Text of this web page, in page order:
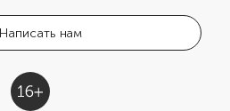
Написать нам